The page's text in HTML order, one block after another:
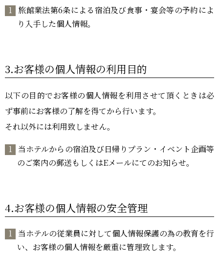
旅館業法第6条による宿泊及び食事・宴会等の予約によ
り入手した個人情報。
3.お客様の個人情報の利用目的
以下の目的でお客様の個人情報を利用させて頂くときは必
ず事前にお客様の了解を得てから行います。
それ以外には利用致しません。
当ホテルからの宿泊及び日帰りプラン・イベント企画等
のご案内の郵送もしくはEメールにてのお知らせ。
4.お客様の個人情報の安全管理
当ホテルの従業員に対して個人情報保護の為の教育を行
い、お客様の個人情報を厳重に管理致します。